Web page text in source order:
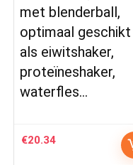
met blenderball,
optimaal geschikt
als eiwitshaker,
proteïneshaker,
waterfles…
€20.34